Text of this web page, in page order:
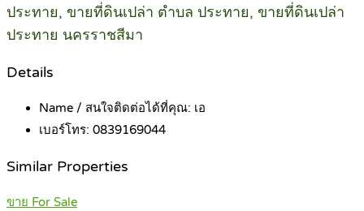
ประทาย, ขายที่ดินเปล่า ตำบล ประทาย, ขายที่ดินเปล่า
ประทาย นครราชสีมา
Details
Name / สนใจติดต่อได้ที่คุณ: เอ
เบอร์โทร: 0839169044
Similar Properties
ขาย For Sale